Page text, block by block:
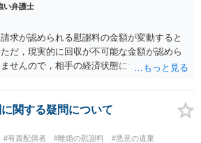
い弁護士
求が認められる慰謝料の金額が変動すると
だ，現実的に回収が不可能な金額が認めら
せんので，相手の経済状態については考慮
は，不貞慰謝料の中で離婚をすることとな
額を算定するケースが多いかと思われま
ベースに算定されていることが多いかと思わ
して離婚に至った点についても含めた慰謝
関する疑問について
#有責配偶者 #離婚の慰謝料
#悪意の遺棄